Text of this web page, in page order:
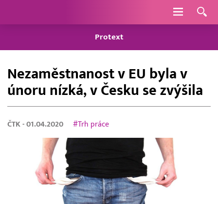
Navigace
Protext
Nezaměstnanost v EU byla v
únoru nízká, v Česku se zvýšila
ČTK - 01.04.2020 #Trh práce